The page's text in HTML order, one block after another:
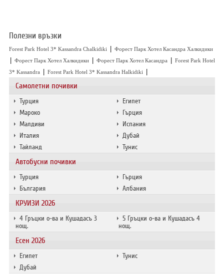
Самолетни почивки
Турция
Египет
Мароко
Гърция
Малдиви
Испания
Италия
Дубай
Тайланд
Тунис
Автобусни почивки
Турция
Гърция
България
Албания
КРУИЗИ 2026
4 Гръцки о-ва и Кушадасъ 3
нощ.
5 Гръцки о-ва и Кушадасъ 4
нощ.
Есен 2026
Египет
Тунис
Дубай
Полезни връзки
Forest Park Hotel 3* Kassandra Chalkidiki | Форест Парк Хотел Касандра Халкидики
| Форест Парк Хотел Халкидики | Форест Парк Хотел Касандра | Forest Park Hotel
3* Kassandra
| Forest Park Hotel 3* Kassandra Halkidiki |